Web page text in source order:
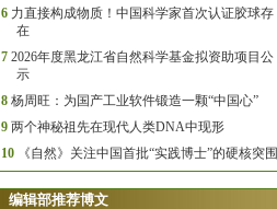
6 力直接构成物质！中国科学家首次认证胶球存
在
7 2026年度黑龙江省自然科学基金拟资助项目公
示
8 杨周旺：为国产工业软件锻造一颗“中国心”
9 两个神秘祖先在现代人类DNA中现形
10
《自然》关注中国首批“实践博士”的硬核突围
编辑部推荐博文